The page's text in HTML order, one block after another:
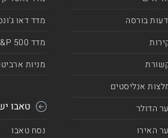
בורסה
אנליסטים
הדולר
האירו
מדד דאו
מדד 500 S&P
מניות
טאבו
נסח טאבו